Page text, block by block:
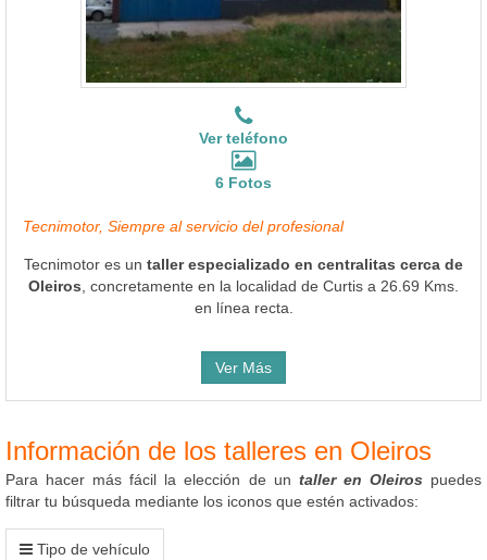
Ver teléfono
6 Fotos
Tecnimotor, Siempre al servicio del profesional
Tecnimotor es un taller especializado en centralitas cerca de
Oleiros , concretamente en la localidad de Curtis a 26.69 Kms.
en línea recta.
Ver Más
Información de los talleres en Oleiros
Para hacer más fácil la elección de un taller en Oleirospuedes
filtrar tu búsqueda mediante los iconos que estén activados:
Tipo de vehículo